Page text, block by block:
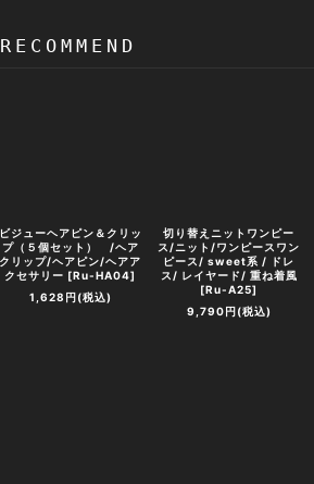
RECOMMEND
ビジューヘアピン＆クリッ
プ（５個セット） /ヘア
クリップ/ヘアピン/ヘアア
クセサリー [Ru-HA04]
1,628 円(税込)
切り替えニットワンピー
ス/ニット/ワンピースワン
ピース/ sweet系 / ドレ
ス/ レイヤード/ 重ね着風
[Ru-A25]
9,790円(税込)